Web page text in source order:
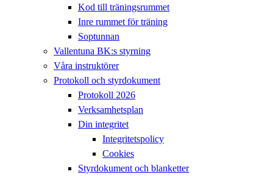
Kod till träningsrummet
Inre rummet för träning
Soptunnan
Vallentuna BK:s styrning
Våra instruktörer
Protokoll och styrdokument
Protokoll 2026
Verksamhetsplan
Din integritet
Integritetspolicy
Cookies
Styrdokument och blanketter